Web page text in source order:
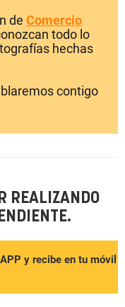
de Comercio
todo lo
hechas
contigo
REALIZANDO
y recibe en tu móvil